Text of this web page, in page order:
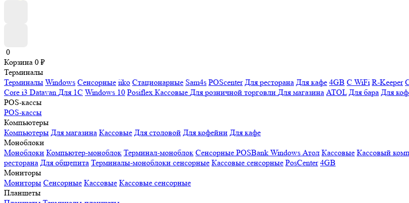
0
Корзина 0 ₽
Терминалы
Терминалы Windows Сенсорные iiko Стационарные Sam4s POScenter Для ресторана Для кафе 4GB С WiFi R-Keeper
Core i3 Datavan Для 1С Windows 10 Posiflex Кассовые Для розничной торговли Для магазина ATOL Для бара Для
POS-кассы
POS-кассы
Компьютеры
Компьютеры Для магазина Кассовые Для столовой Для кофейни Для кафе
Моноблоки
Моноблоки Компьютер-моноблок Терминал-моноблок Сенсорные POSBank Windows Атол Кассовые Кассовый
ресторана Для общепита Терминалы-моноблоки сенсорные Кассовые сенсорные PosCenter 4GB
Мониторы
Мониторы Сенсорные Кассовые Кассовые сенсорные
Планшеты